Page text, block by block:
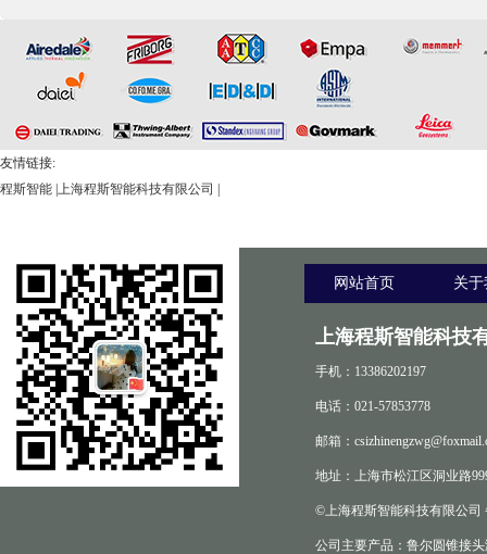
友情链接:
程斯智能 上海程斯智能科技有限公司
网站首页 关
上海程斯智能科技
手机：13386202197
电话：021-57853778
邮箱：
地址：上海市松江区洞业路
©上海程斯智能科技有限公司
公司主要产品：鲁尔圆锥接